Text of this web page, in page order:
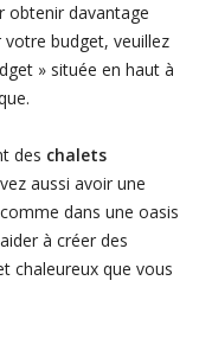
obtenir davantage
budget, veuillez
» située en haut à
des chalets
aussi avoir une
dans une oasis
à créer des
chaleureux que vous